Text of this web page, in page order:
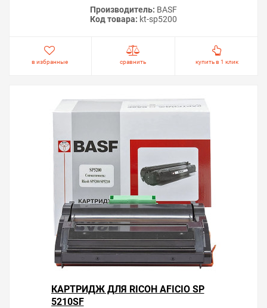
Производитель: BASF
Код товара: kt-sp5200
в избранные сравнить купить в 1 клик
КАРТРИДЖ ДЛЯ RICOH AFICIO SP
5210SF